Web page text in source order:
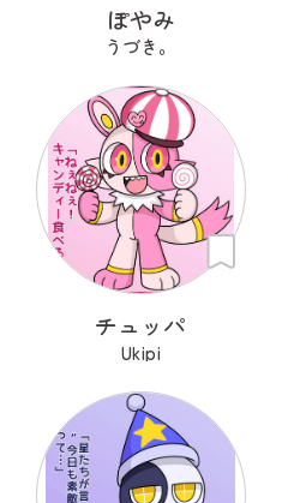
ぽやみ
うづき。
チュッパ
Ukipi